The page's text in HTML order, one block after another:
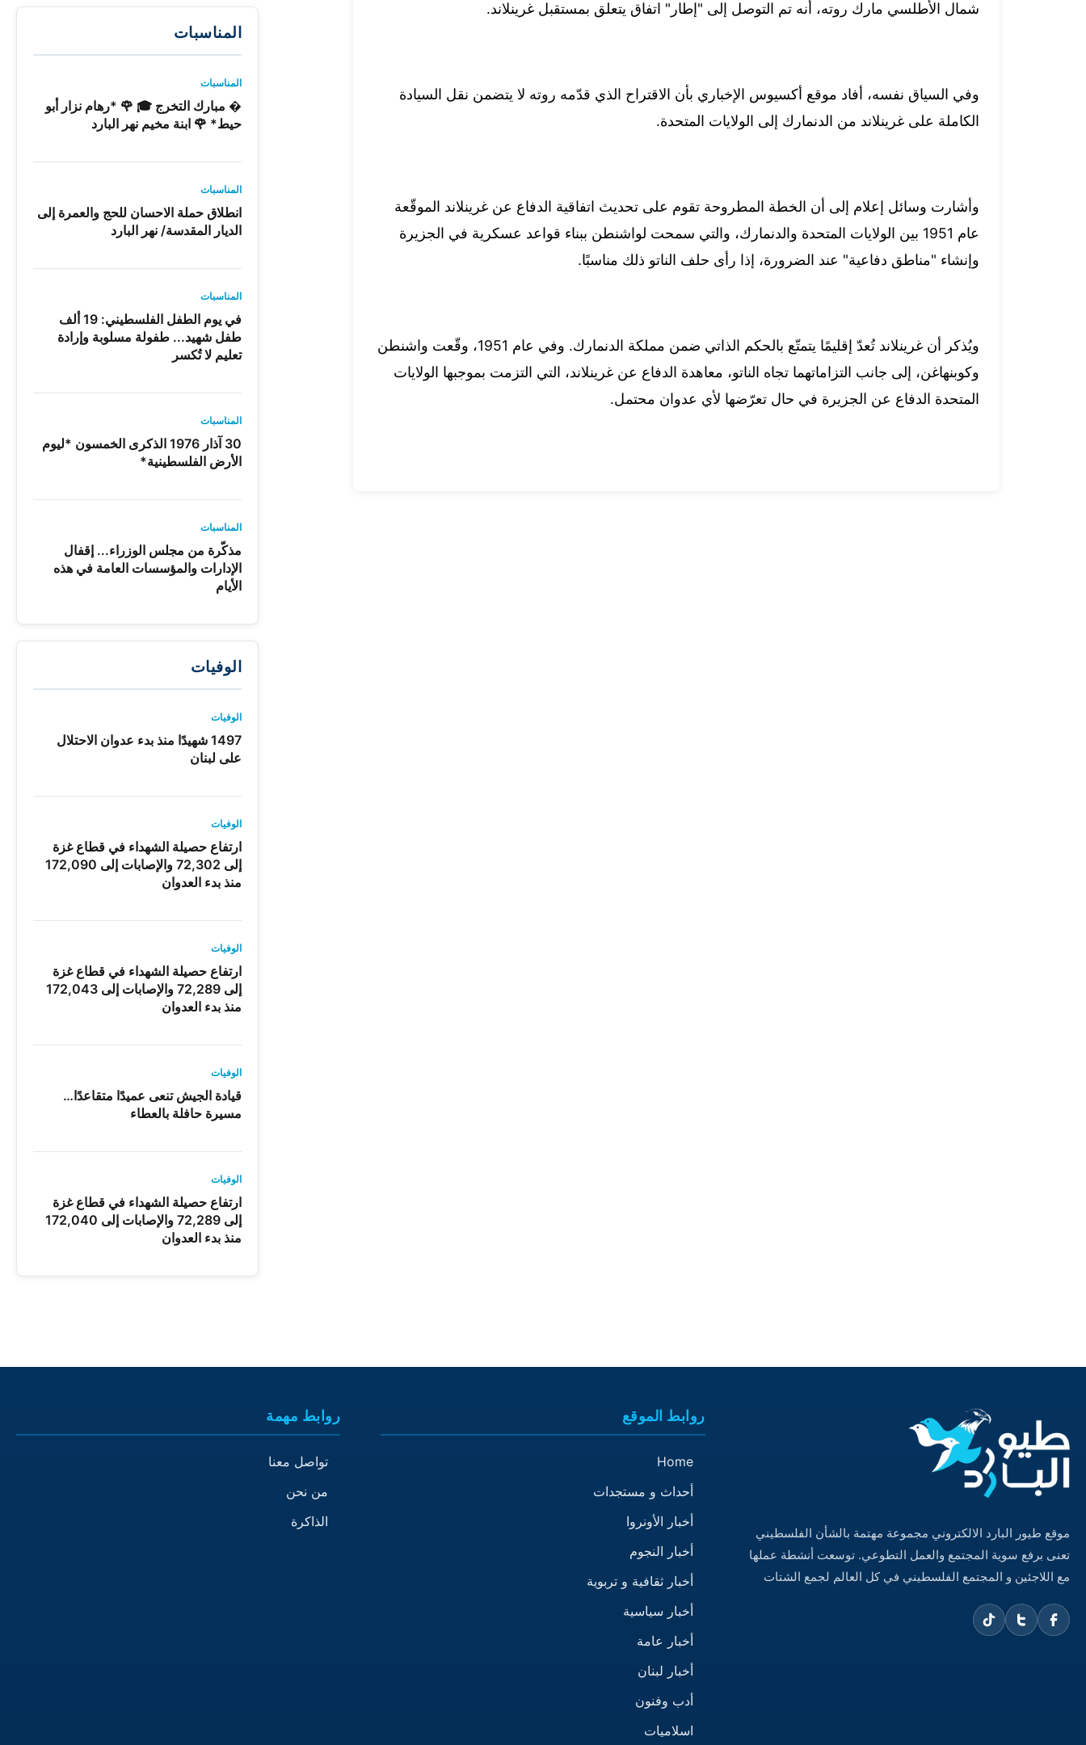
شمال الأطلسي مارك روته، أنه تم التوصل إلى "إطار" اتفاق يتعلق بمستقبل غرينلاند.
وفي السياق نفسه، أفاد موقع أكسيوس الإخباري بأن الاقتراح الذي قدّمه روته لا يتضمن نقل السيادة
الكاملة على غرينلاند من الدنمارك إلى الولايات المتحدة.
وأشارت وسائل إعلام إلى أن الخطة المطروحة تقوم على تحديث اتفاقية الدفاع عن غرينلاند الموقّعة
عام 1951 بين الولايات المتحدة والدنمارك، والتي سمحت لواشنطن ببناء قواعد عسكرية في الجزيرة
وإنشاء "مناطق دفاعية" عند الضرورة، إذا رأى حلف الناتو ذلك مناسبًا.
ويُذكر أن غرينلاند تُعدّ إقليمًا يتمتّع بالحكم الذاتي ضمن مملكة الدنمارك. وفي عام 1951، وقّعت واشنطن
وكوبنهاغن، إلى جانب التزاماتهما تجاه الناتو، معاهدة الدفاع عن غرينلاند، التي التزمت بموجبها الولايات
المتحدة الدفاع عن الجزيرة في حال تعرّضها لأي عدوان محتمل.
المناسبات
المناسبات
� مبارك التخرج 🎓 🌹 *رهام نزار أبو
حيط* 🌹 ابنة مخيم نهر البارد
المناسبات
انطلاق حملة الاحسان للحج والعمرة إلى
الديار المقدسة/ نهر البارد
المناسبات
في يوم الطفل الفلسطيني: 19 ألف
طفل شهيد... طفولة مسلوبة وإرادة
تعليم لا تُكسر
المناسبات
30 آذار 1976 الذكرى الخمسون *ليوم
الأرض الفلسطينية*
المناسبات
مذكّرة من مجلس الوزراء... إقفال
الإدارات والمؤسسات العامة في هذه
الأيام
الوفيات
الوفيات
1497 شهيدًا منذ بدء عدوان الاحتلال
على لبنان
الوفيات
ارتفاع حصيلة الشهداء في قطاع غزة
إلى 72,302 والإصابات إلى 172,090
منذ بدء العدوان
الوفيات
ارتفاع حصيلة الشهداء في قطاع غزة
إلى 72,289 والإصابات إلى 172,043
منذ بدء العدوان
الوفيات
قيادة الجيش تنعى عميدًا متقاعدًا…
مسيرة حافلة بالعطاء
الوفيات
ارتفاع حصيلة الشهداء في قطاع غزة
إلى 72,289 والإصابات إلى 172,040
منذ بدء العدوان
موقع طيور البارد الالكتروني مجموعة مهتمة بالشأن الفلسطيني
تعنى برفع سوية المجتمع والعمل التطوعي. توسعت أنشطة عملها
مع اللاجئين و المجتمع الفلسطيني في كل العالم لجمع الشتات
روابط الموقع
Home
أحداث و مستجدات
أخبار الأونروا
أخبار النجوم
أخبار ثقافية و تربوية
أخبار سياسية
أخبار عامة
أخبار لبنان
أدب وفنون
اسلاميات
روابط مهمة
تواصل معنا
من نحن
الذاكرة